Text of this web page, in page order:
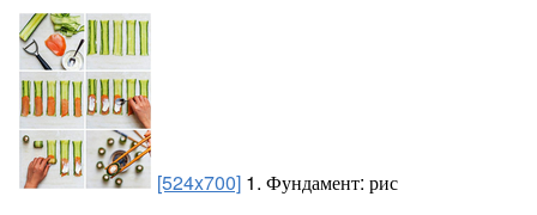
[524x700] 1. Фундамент: рис